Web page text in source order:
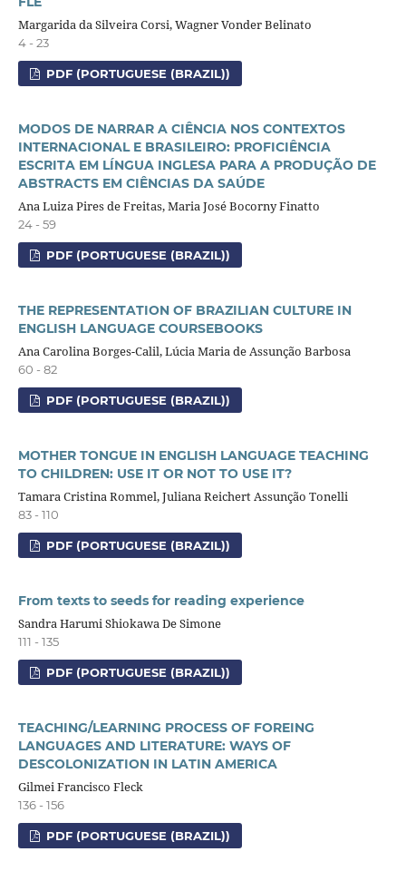
Margarida da Silveira Corsi, Wagner Vonder Belinato
4 - 23
PDF (PORTUGUESE (BRAZIL))
MODOS DE NARRAR A CIÊNCIA NOS CONTEXTOS
INTERNACIONAL E BRASILEIRO: PROFICIÊNCIA
ESCRITA EM LÍNGUA INGLESA PARA A PRODUÇÃO DE
ABSTRACTS EM CIÊNCIAS DA SAÚDE
Ana Luiza Pires de Freitas, Maria José Bocorny Finatto
24 - 59
PDF (PORTUGUESE (BRAZIL))
THE REPRESENTATION OF BRAZILIAN CULTURE IN
ENGLISH LANGUAGE COURSEBOOKS
Ana Carolina Borges-Calil, Lúcia Maria de Assunção Barbosa
60 - 82
PDF (PORTUGUESE (BRAZIL))
MOTHER TONGUE IN ENGLISH LANGUAGE TEACHING
TO CHILDREN: USE IT OR NOT TO USE IT?
Tamara Cristina Rommel, Juliana Reichert Assunção Tonelli
83 - 110
PDF (PORTUGUESE (BRAZIL))
From texts to seeds for reading experience
Sandra Harumi Shiokawa De Simone
111 - 135
PDF (PORTUGUESE (BRAZIL))
TEACHING/LEARNING PROCESS OF FOREING
LANGUAGES AND LITERATURE: WAYS OF
DESCOLONIZATION IN LATIN AMERICA
Gilmei Francisco Fleck
136 - 156
PDF (PORTUGUESE (BRAZIL))